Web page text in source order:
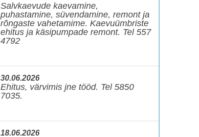
Salvkaevude kaevamine,
puhastamine, süvendamine, remont ja
rõngaste vahetamime. Kaevuümbriste
ehitus ja käsipumpade remont. Tel 557
4792
30.06.2026
Ehitus, värvimis jne tööd. Tel 5850
7035.
18.06.2026